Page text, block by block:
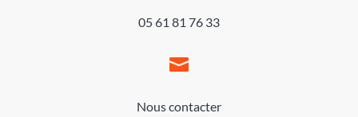
05 61 81 76 33

Nous contacter